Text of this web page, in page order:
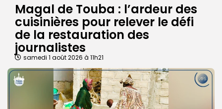
Magal de Touba : l’ardeur des
cuisinières pour relever le défi
de la restauration des
journalistes
samedi 1 août 2026 à 11h21